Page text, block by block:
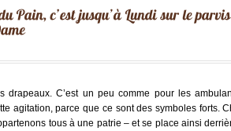
drapeaux. C’est un peu comme pour les
agitation, parce que ce sont des symboles forts.
tous à une patrie – et se place ainsi